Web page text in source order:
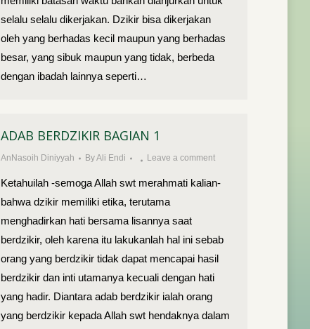
selalu selalu dikerjakan. Dzikir bisa dikerjakan
oleh yang berhadas kecil maupun yang berhadas
besar, yang sibuk maupun yang tidak, berbeda
dengan ibadah lainnya seperti…
ADAB BERDZIKIR BAGIAN 1
AnNasoih Diniyyah ByAli Endi Leave a comment
Ketahuilah -semoga Allah swt merahmati kalian-
bahwa dzikir memiliki etika, terutama
menghadirkan hati bersama lisannya saat
berdzikir, oleh karena itu lakukanlah hal ini sebab
orang yang berdzikir tidak dapat mencapai hasil
berdzikir dan inti utamanya kecuali dengan hati
yang hadir. Diantara adab berdzikir ialah orang
yang berdzikir kepada Allah swt hendaknya dalam